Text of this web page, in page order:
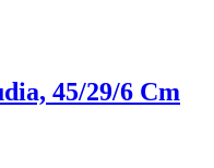
45/29/6 Cm